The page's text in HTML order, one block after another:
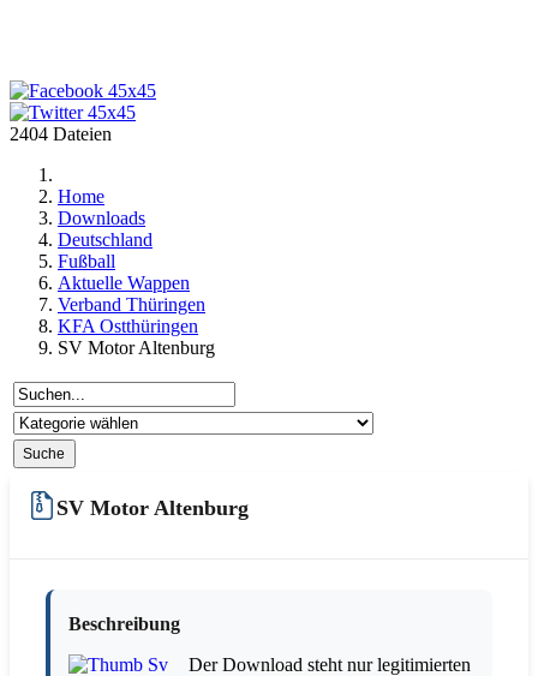
2404 Dateien
Home
Downloads
Deutschland
Fußball
Aktuelle Wappen
Verband Thüringen
KFA Ostthüringen
SV Motor Altenburg
SV Motor Altenburg
Beschreibung
Der Download steht nur legitimierten